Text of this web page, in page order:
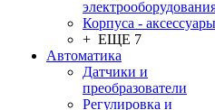
Корпуса - аксессуары
+ ЕЩЕ 7
Автоматика
Датчики и
преобразователи
Регулировка и